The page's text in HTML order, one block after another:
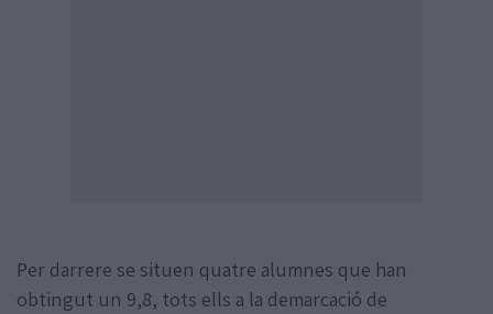
Per darrere se situen quatre alumnes que han
obtingut un 9,8, tots ells a la demarcació de